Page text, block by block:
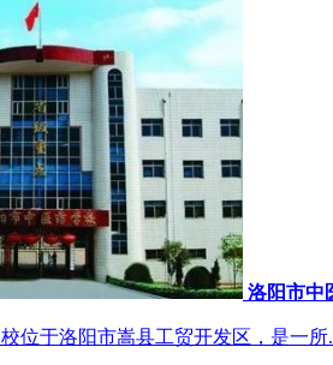
洛阳市中
位于洛阳市嵩县工贸开发区，是一所